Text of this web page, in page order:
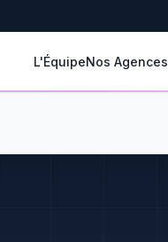
L'ÉquipeNos Agences